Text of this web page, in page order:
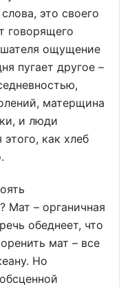
это своего
говорящего
ощущение
пугает другое –
матерщина
и люди
как хлеб
Мат – органичная
обеднеет, что
мат – все
Но